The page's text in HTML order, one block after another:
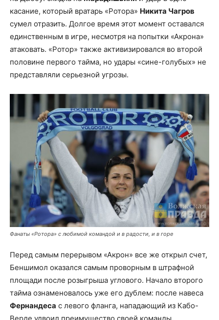
касание, который вратарь «Ротора» Никита Чагров
сумел отразить. Долгое время этот момент оставался
единственным в игре, несмотря на попытки «Акрона»
атаковать. «Ротор» также активизировался во второй
половине первого тайма, но удары «сине-голубых» не
представляли серьезной угрозы.
Фанаты «Ротора» с любимой командой и в радости, и в горе
Перед самым перерывом «Акрон» все же открыл счет,
Беншимол оказался самым проворным в штрафной
площади после розыгрыша углового. Начало второго
тайма ознаменовалось уже его дублем: после навеса
Фернандеса с левого фланга, нападающий из Кабо-